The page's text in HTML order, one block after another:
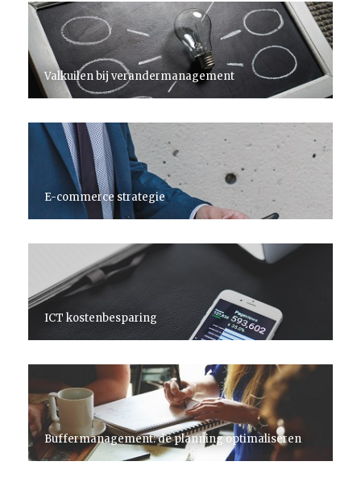
Valkuilen bij verandermanagement
E-commerce strategie
ICT kostenbesparing
Buffermanagement: de planning optimaliseren